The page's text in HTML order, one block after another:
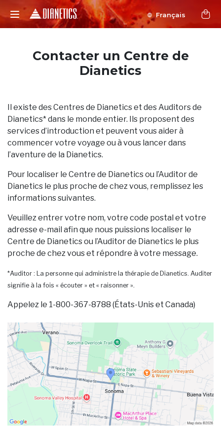
Français
Contacter un Centre de
Dianetics
Il existe des Centres de Dianetics et des Auditors de
Dianetics* dans le monde entier. Ils proposent des
services d’introduction et peuvent vous aider à
commencer votre voyage ou à vous lancer dans
l’aventure de la Dianetics.
Pour localiser le Centre de Dianetics ou l’Auditor de
Dianetics le plus proche de chez vous, remplissez les
informations suivantes.
Veuillez entrer votre nom, votre code postal et votre
adresse e-mail afin que nous puissions localiser le
Centre de Dianetics ou l’Auditor de Dianetics le plus
proche de chez vous et répondre à votre message.
*Auditor : La personne qui administre la thérapie de Dianetics. Auditer
signifie à la fois « écouter » et « raisonner ».
Appelez le 1-800-367-8788 (États-Unis et Canada)